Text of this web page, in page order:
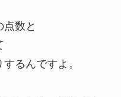
点数と
るんですよ。